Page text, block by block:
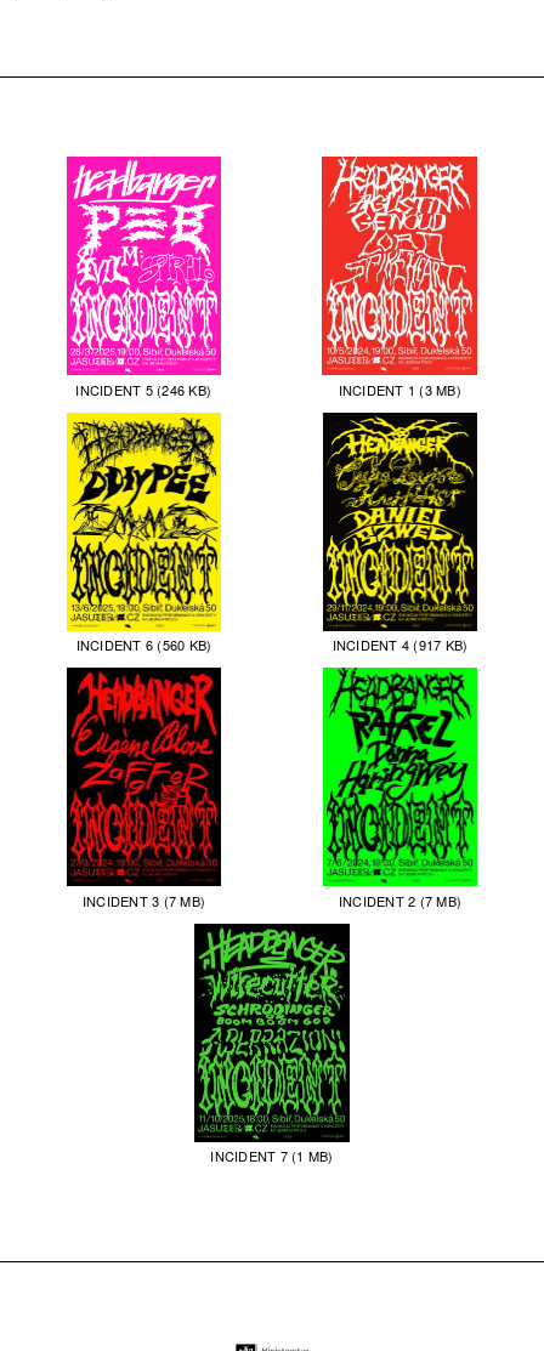
INCIDENT 5 (246 KB) INCIDENT 1 (3 MB)
INCIDENT 6 (560 KB) INCIDENT 4 (917 KB)
INCIDENT 3 (7 MB) INCIDENT 2 (7 MB)
INCIDENT 7 (1 MB)